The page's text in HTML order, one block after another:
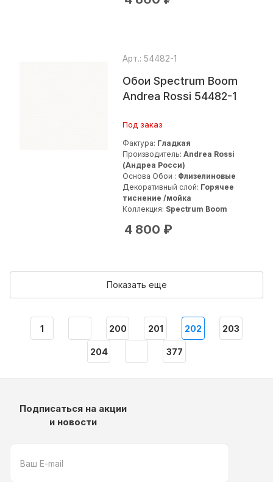
Обои Spectrum Boom
Andrea Rossi 54482-1
Арт.: 54482-1
Под заказ
Фактура: Гладкая
Производитель: Andrea Rossi
(Андреа Росси)
Основа Обои : Флизелиновые
Декоративный слой: Горячее
тиснение /мойка
Коллекция: Spectrum Boom
4 800 ₽
Показать еще
1 200 201 202 203
204 377
Подписаться на акции
и новости